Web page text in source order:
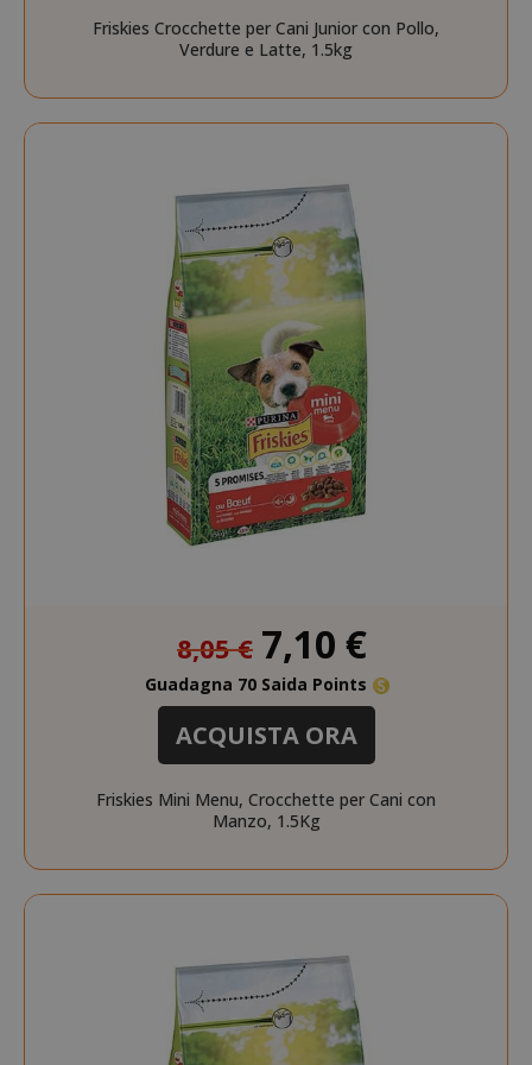
Friskies Crocchette per Cani Junior con Pollo,
Verdure e Latte, 1.5kg
8,05 €
speciale
7,10 €
Guadagna 70 Saida Points
ACQUISTA ORA
Friskies Mini Menu, Crocchette per Cani con
Manzo, 1.5Kg
SADEVSESSID
_GRECAPTCHA
mage-cache-sessid
Google
Privacy Policy